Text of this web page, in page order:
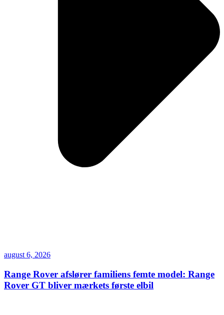
august 6, 2026
Range Rover afslører familiens femte model: Range
Rover GT bliver mærkets første elbil